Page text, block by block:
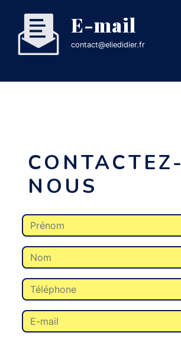
E-mail
contact@eliedidier.fr
CONTACTEZ-
NOUS